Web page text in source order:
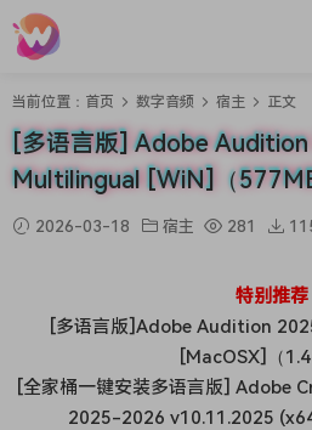
当前位置： 首页 数字音频 宿主 正文
[多语言版] Adobe
Multilingual [WiN]（577MB
2026-03-18 宿主 281
特别推荐
[多语言版]Adobe Audition
[MacOSX]（
[全家桶一键安装多语言版] Adobe
2025-2026 v10.11.2025